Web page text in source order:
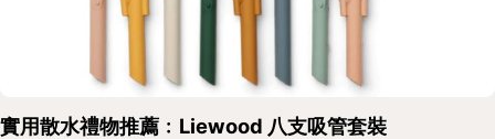
實用散水禮物推薦﹕Liewood 八支吸管套裝